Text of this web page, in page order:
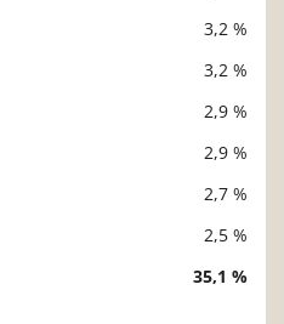
3,2 %
3,2 %
2,9 %
2,9 %
2,7 %
2,5 %
35,1 %